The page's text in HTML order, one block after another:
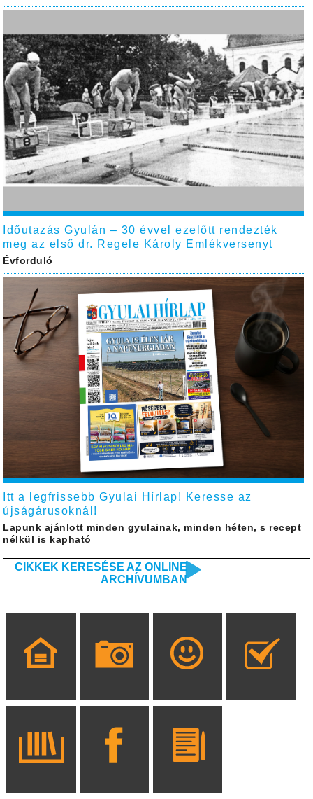
Időutazás Gyulán – 30 évvel ezelőtt rendezték
meg az első dr. Regele Károly Emlékversenyt
Évforduló
Itt a legfrissebb Gyulai Hírlap! Keresse az
újságárusoknál!
Lapunk ajánlott minden gyulainak, minden héten, s recept
nélkül is kapható
CIKKEK KERESÉSE AZ ONLINE
ARCHÍVUMBAN